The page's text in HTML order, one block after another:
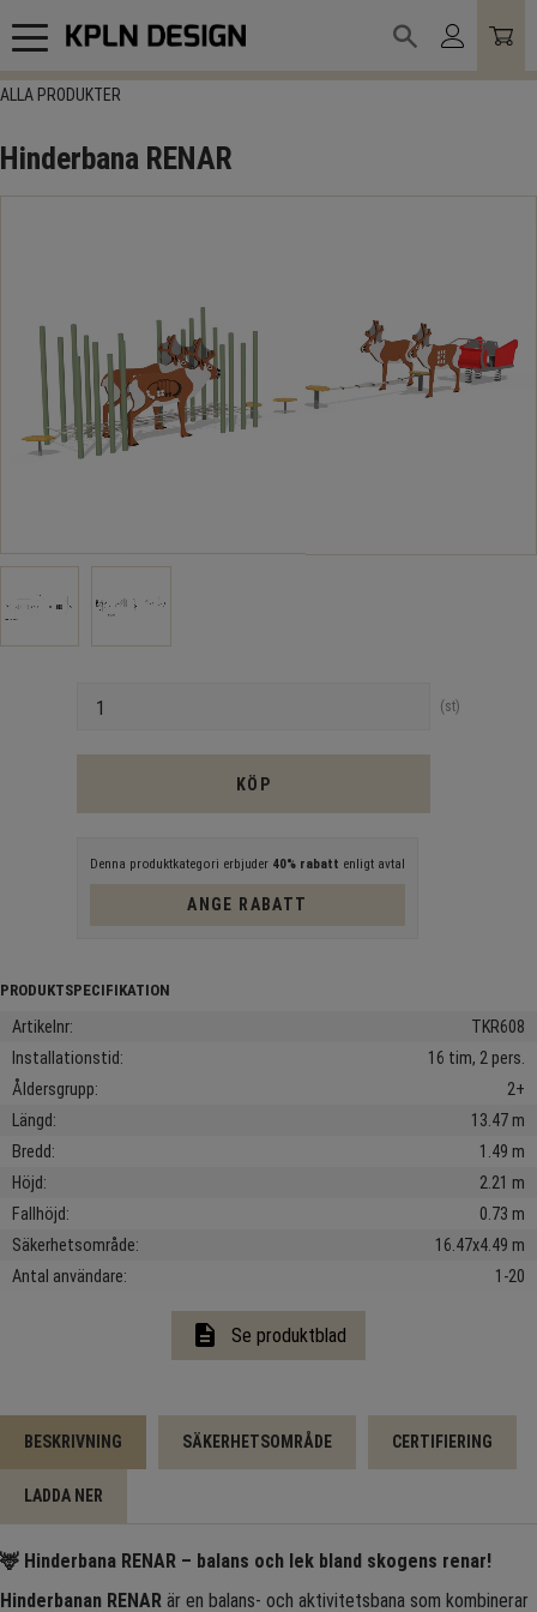
Meny
ALLA PRODUKTER
Hinderbana RENAR
st
KÖP
Denna produktkategori erbjuder 40% rabatt enligt avtal
ANGE RABATT
Artikelnr
TKR608
Installationstid
16 tim, 2 pers.
Åldersgrupp
2+
Längd
13.47 m
Bredd
1.49 m
Höjd
2.21 m
Fallhöjd
0.73 m
Säkerhetsområde
16.47x4.49 m
Antal användare
1-20
description Se produktblad
BESKRIVNING SÄKERHETSOMRÅDE CERTIFIERING
LADDA NER
🦌 Hinderbana RENAR – balans och lek bland skogens renar!
Hinderbanan RENAR är en balans- och aktivitetsbana som kombinerar